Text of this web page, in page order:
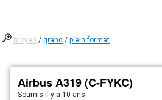
moyen /grand /plein format
Airbus A319 (C-FYKC)
Soumisil y a 10 ans